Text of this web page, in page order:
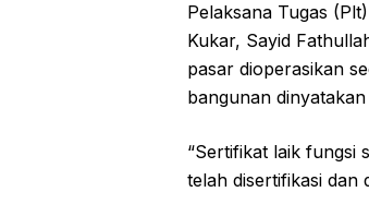
Pelaksana Tugas
Kukar, Sayid
pasar dioperasikan
bangunan
“Sertifikat laik fungsi
telah disertifikasi dan